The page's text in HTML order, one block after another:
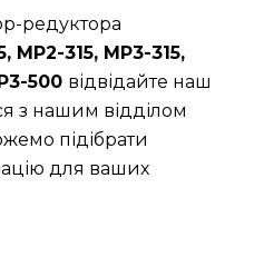
редуктора
МР2-315, МР3-315,
500 відвідайте наш
з нашим відділом
підібрати
для ваших